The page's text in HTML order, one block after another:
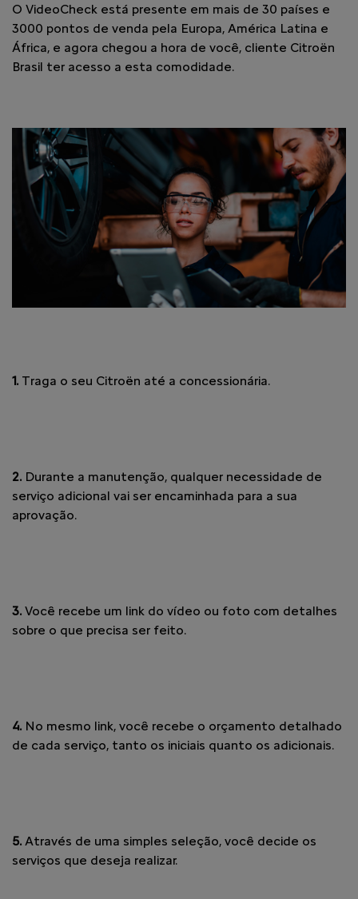
O VideoCheck está presente em mais de 30 países e
3000 pontos de venda pela Europa, América Latina e
África, e agora chegou a hora de você, cliente Citroën
Brasil ter acesso a esta comodidade.
1. Traga o seu Citroën até a concessionária.
2. Durante a manutenção, qualquer necessidade de
serviço adicional vai ser encaminhada para a sua
aprovação.
3. Você recebe um link do vídeo ou foto com detalhes
sobre o que precisa ser feito.
4. No mesmo link, você recebe o orçamento detalhado
de cada serviço, tanto os iniciais quanto os adicionais.
5. Através de uma simples seleção, você decide os
serviços que deseja realizar.